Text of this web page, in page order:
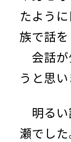
たよう
族で話
会話が
うと思い
明るい
瀬でした